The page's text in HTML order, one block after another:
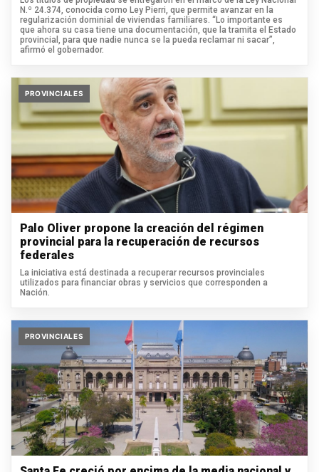
N.º 24.374, conocida como Ley Pierri, que permite avanzar en la
regularización dominial de viviendas familiares. “Lo importante es
que ahora su casa tiene una documentación, que la tramita el Estado
provincial, para que nadie nunca se la pueda reclamar ni sacar”,
afirmó el gobernador.
PROVINCIALES
Palo Oliver propone la creación del régimen
provincial para la recuperación de recursos
federales
La iniciativa está destinada a recuperar recursos provinciales
utilizados para financiar obras y servicios que corresponden a
Nación.
PROVINCIALES